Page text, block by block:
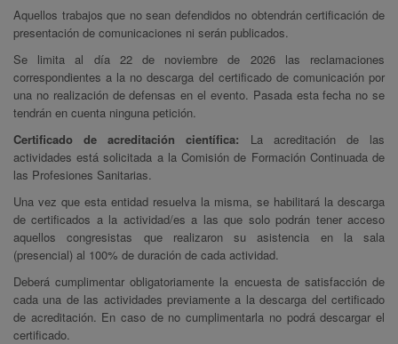
Aquellos trabajos que no sean defendidos no obtendrán certificación de
presentación de comunicaciones ni serán publicados.
Se limita al día 22 de noviembre de 2026 las reclamaciones
correspondientes a la no descarga del certificado de comunicación por
una no realización de defensas en el evento. Pasada esta fecha no se
tendrán en cuenta ninguna petición.
Certificado de acreditación científica: La acreditación de las
actividades está solicitada a la Comisión de Formación Continuada de
las Profesiones Sanitarias.
Una vez que esta entidad resuelva la misma, se habilitará la descarga
de certificados a la actividad/es a las que solo podrán tener acceso
aquellos congresistas que realizaron su asistencia en la sala
(presencial) al 100% de duración de cada actividad.
Deberá cumplimentar obligatoriamente la encuesta de satisfacción de
cada una de las actividades previamente a la descarga del certificado
de acreditación. En caso de no cumplimentarla no podrá descargar el
certificado.